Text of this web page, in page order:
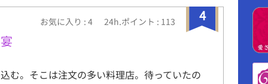
長令息で金持ち。独占欲が強く、嫉妬深い。エ
以下の要素を含みます。苦手な方は注意》無
モブ姦、複数プレイ、総受け、淫語、タトゥ
る予定のものがあります)/⚠️地雷のある方
4
お気に入り : 4 24h.ポイント : 113
む。そこは注文の多い料理店。待っていたの